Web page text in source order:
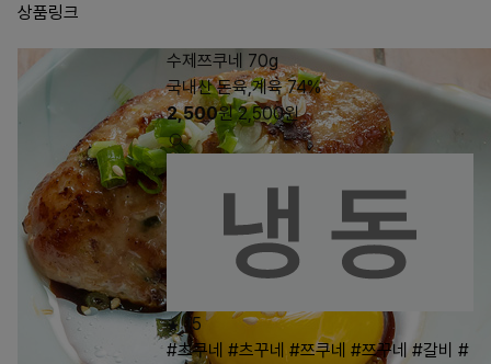
상품링크
수제쯔쿠네 70g
국내산 돈육,계육 74%
2,500원 2,500원
15
#츠쿠네 #츠꾸네 #쯔쿠네 #쯔꾸네 #갈비 #